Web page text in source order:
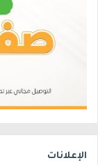
الإعلانات